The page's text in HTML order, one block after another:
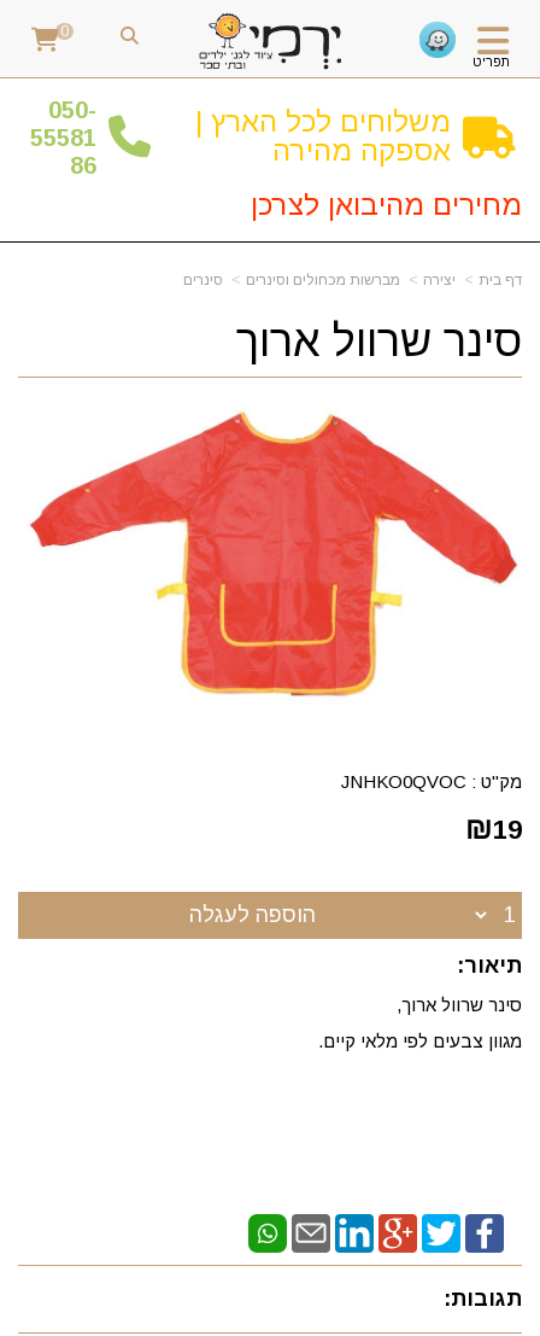
תפריט
0
משלוחים לכל הארץ |
אספקה מהירה
050-
55581
86
מחירים מהיבואן לצרכן
דף בית יצירה מברשות מכחולים וסינרים סינרים
סינר שרוול ארוך
מק"ט : JNHKO0QVOC
₪19
הוספה לעגלה
תיאור:
סינר שרוול ארוך,
מגוון צבעים לפי מלאי קיים.
תגובות: